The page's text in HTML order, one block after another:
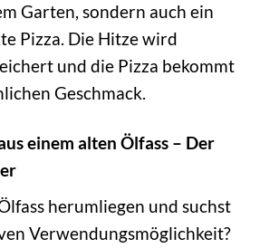
Garten, sondern auch ein
Pizza. Die Hitze wird
und die Pizza bekommt
Geschmack.
einem alten Ölfass – Der
herumliegen und suchst
Verwendungsmöglichkeit?